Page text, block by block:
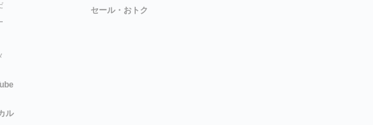
ル
セール・おトク